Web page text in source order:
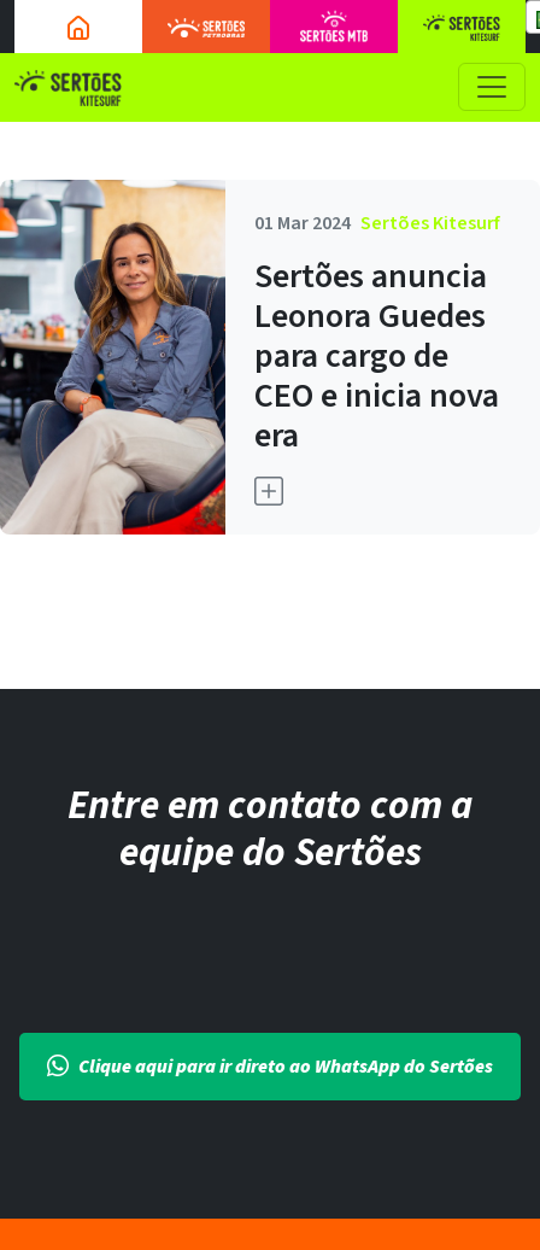
01 Mar 2024 Sertões Kitesurf
Sertões anuncia
Leonora Guedes
para cargo de
CEO e inicia nova
era
Entre em contato com a
equipe do Sertões
Clique aqui para ir direto ao WhatsApp do Sertões